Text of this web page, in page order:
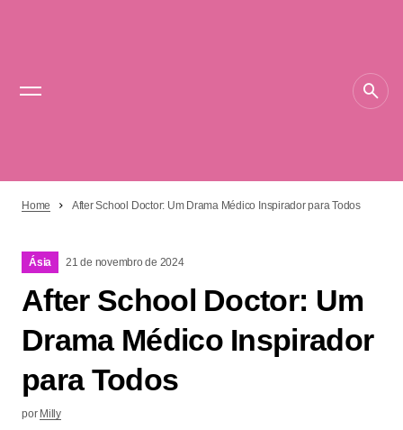
Home After School Doctor: Um Drama Médico Inspirador para Todos
Ásia 21 de novembro de 2024
After School Doctor: Um
Drama Médico Inspirador
para Todos
por Milly